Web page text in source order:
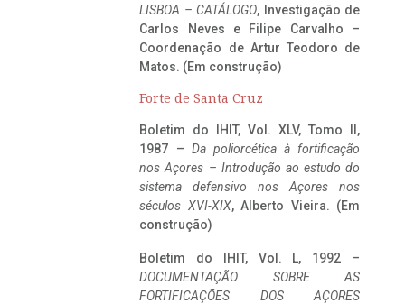
LISBOA – CATÁLOGO, Investigação de
Carlos Neves e Filipe Carvalho –
Coordenação de Artur Teodoro de
Matos. (Em construção)
Forte de Santa Cruz
Boletim do IHIT, Vol. XLV, Tomo II,
1987 – Da poliorcética à fortificação
nos Açores – Introdução ao estudo do
sistema defensivo nos Açores nos
séculos XVI-XIX, Alberto Vieira. (Em
construção)
Boletim do IHIT, Vol. L, 1992 –
DOCUMENTAÇÃO SOBRE AS
FORTIFICAÇÕES DOS AÇORES